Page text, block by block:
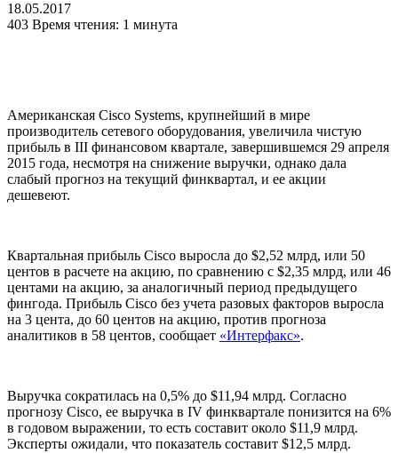
18.05.2017
403 Время чтения: 1 минута
Американская Cisco Systems, крупнейший в мире
производитель сетевого оборудования, увеличила чистую
прибыль в III финансовом квартале, завершившемся 29 апреля
2015 года, несмотря на снижение выручки, однако дала
слабый прогноз на текущий финквартал, и ее акции
дешевеют.
Квартальная прибыль Cisco выросла до $2,52 млрд, или 50
центов в расчете на акцию, по сравнению с $2,35 млрд, или 46
центами на акцию, за аналогичный период предыдущего
фингода. Прибыль Cisco без учета разовых факторов выросла
на 3 цента, до 60 центов на акцию, против прогноза
аналитиков в 58 центов, сообщает «Интерфакс».
Выручка сократилась на 0,5% до $11,94 млрд. Согласно
прогнозу Cisco, ее выручка в IV финквартале понизится на 6%
в годовом выражении, то есть составит около $11,9 млрд.
Эксперты ожидали, что показатель составит $12,5 млрд.